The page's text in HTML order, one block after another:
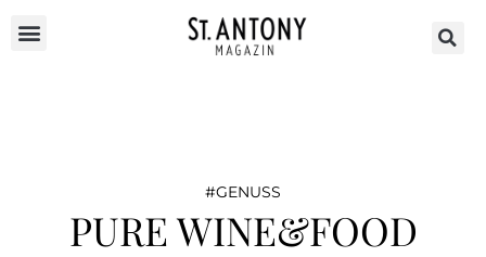
GENUSS
PURE WINE&FOOD